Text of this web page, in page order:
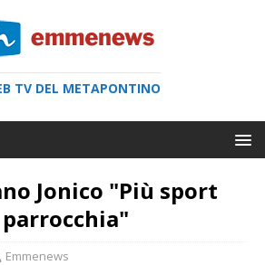
TV DEL METAPONTINO
Jonico "Più sport
Emmenews